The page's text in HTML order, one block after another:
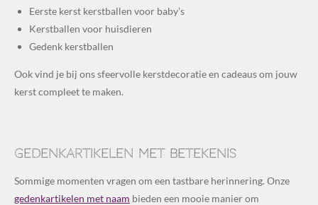
Eerste kerst kerstballen voor baby’s
Kerstballen voor huisdieren
Gedenk kerstballen
Ook vind je bij ons sfeervolle kerstdecoratie en cadeaus om jouw
kerst compleet te maken.
Gedenkartikelen met betekenis
Sommige momenten vragen om een tastbare herinnering. Onze
gedenkartikelen met naam bieden een mooie manier om